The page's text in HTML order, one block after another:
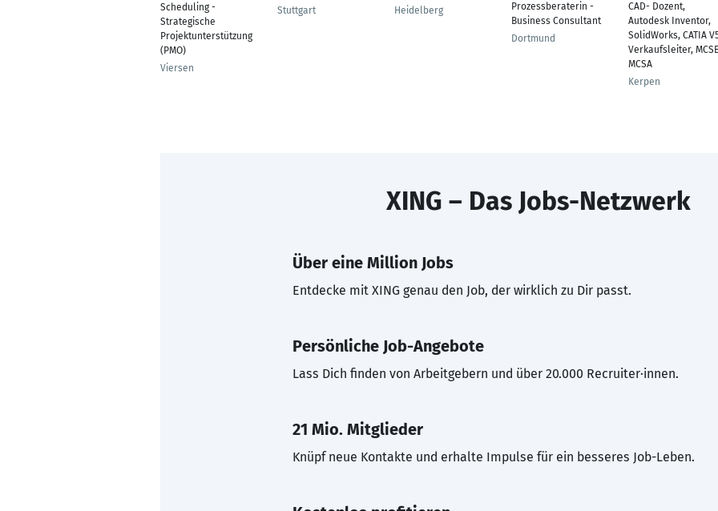
Scheduling -
Strategische
Projektunterstützung
(PMO)
Viersen
Stuttgart
Heidelberg
Prozessberaterin -
Business Consultant
Dortmund
CAD- Dozent,
Autodesk Inventor,
SolidWorks, CATIA
Verkaufsleiter,
MCSA
Kerpen
XING – Das Jobs-Netzwerk
Über eine Million Jobs
Entdecke mit XING genau den Job, der wirklich zu Dir passt.
Persönliche Job-Angebote
Lass Dich finden von Arbeitgebern und über 20.000 Recruiter·innen.
21 Mio. Mitglieder
Knüpf neue Kontakte und erhalte Impulse für ein besseres Job-Leben.